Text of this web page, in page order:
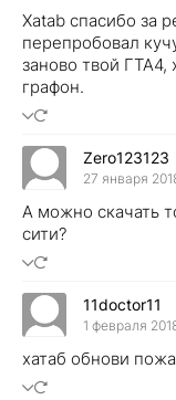
Xatab спасибо за
перепробовал
заново твой
графон.
Zero123123
27 января
А можно скачать
сити?
11doctor11
1 февраля
хатаб обнови